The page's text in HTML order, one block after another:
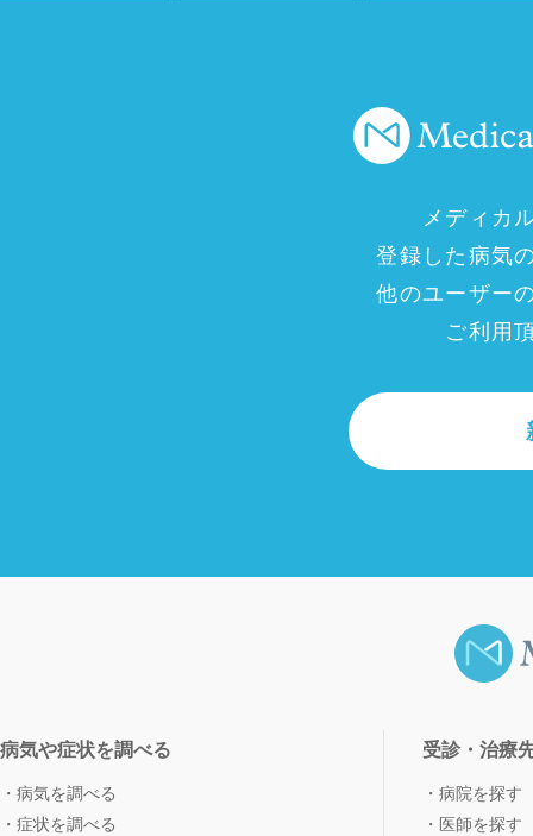
メディカ
登録した病気
他のユーザー
ご利用
病気や症状を調べる
病気を調べる
症状を調べる
受診・治療
病院を探す
医師を探す